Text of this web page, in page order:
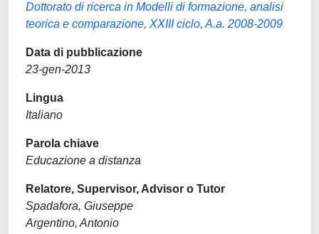
Dottorato di ricerca in Modelli di formazione, analisi
teorica e comparazione, XXIII ciclo, A.a. 2008-2009
Data di pubblicazione
23-gen-2013
Lingua
Italiano
Parola chiave
Educazione a distanza
Relatore, Supervisor, Advisor o Tutor
Spadafora, Giuseppe
Argentino, Antonio